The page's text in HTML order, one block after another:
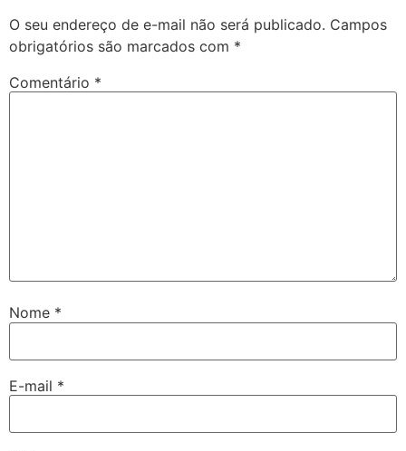
O seu endereço de e-mail não será publicado. Campos
obrigatórios são marcados com *
Comentário *
Nome *
E-mail *